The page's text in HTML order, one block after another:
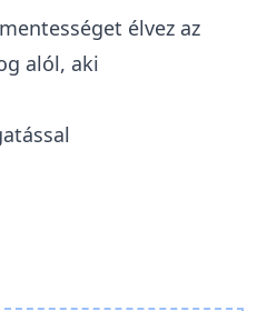
élvez az
alól, aki